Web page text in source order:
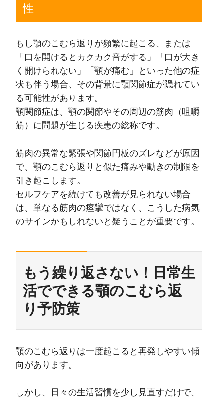
性
もし顎のこむら返りが頻繁に起こる、または
「口を開けるとカクカク音がする」「口が大き
く開けられない」「顎が痛む」といった他の症
状も伴う場合、その背景に顎関節症が隠れてい
る可能性があります。
顎関節症は、顎の関節やその周辺の筋肉（咀嚼
筋）に問題が生じる疾患の総称です。
筋肉の異常な緊張や関節円板のズレなどが原因
で、顎のこむら返りと似た痛みや動きの制限を
引き起こします。
セルフケアを続けても改善が見られない場合
は、単なる筋肉の痙攣ではなく、こうした病気
のサインかもしれないと疑うことが重要です。
もう繰り返さない！日常生
活でできる顎のこむら返
り予防策
顎のこむら返りは一度起こると再発しやすい傾
向があります。
しかし、日々の生活習慣を少し見直すだけで、